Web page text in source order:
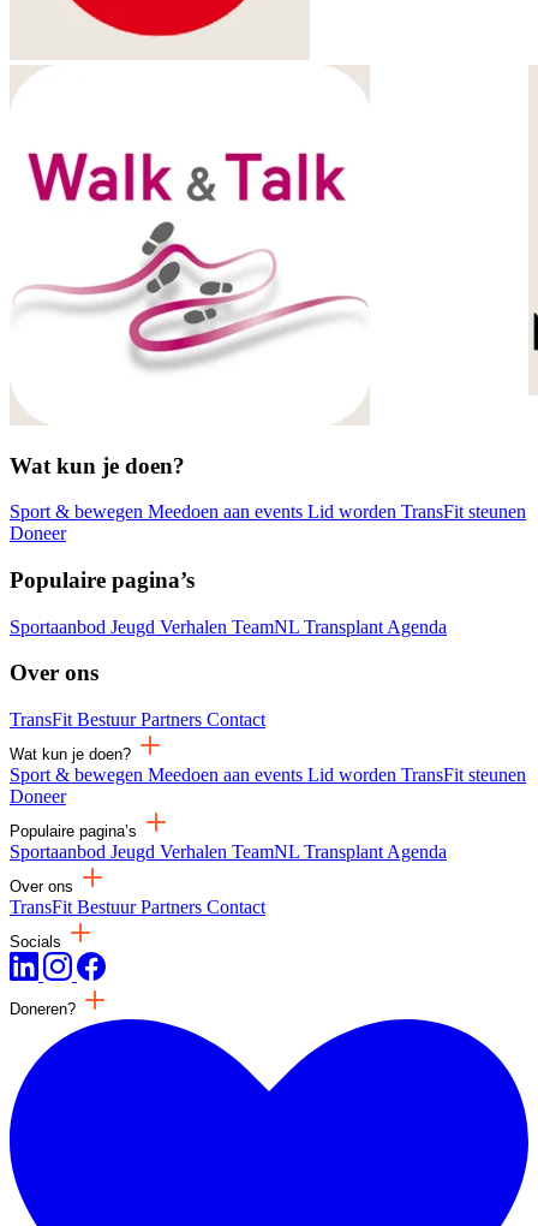
Wat kun je doen?
Sport & bewegen Meedoen aan events Lid worden TransFit steunen
Doneer
Populaire pagina’s
Sportaanbod Jeugd Verhalen TeamNL Transplant Agenda
Over ons
TransFit BestuurPartners Contact
Wat kun je doen?
Sport & bewegen Meedoen aan events Lid worden TransFit steunen
Doneer
Populaire pagina’s
Sportaanbod Jeugd Verhalen TeamNL Transplant Agenda
Over ons
TransFit BestuurPartners Contact
Socials
Doneren?